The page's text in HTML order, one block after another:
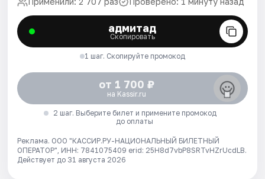
адмитад
Скопировать
1 шаг. Скопируйте промокод
от 1 700 ₽
на Kassir.ru
2 шаг. Выберите билет и примените промокод
до оплаты
Реклама. ООО "КАССИР.РУ-НАЦИОНАЛЬНЫЙ БИЛЕТНЫЙ
ОПЕРАТОР", ИНН: 7841075409 erid: 25H8d7vbP8SRTvHZrUcdLB.
Действует до 31 августа 2026